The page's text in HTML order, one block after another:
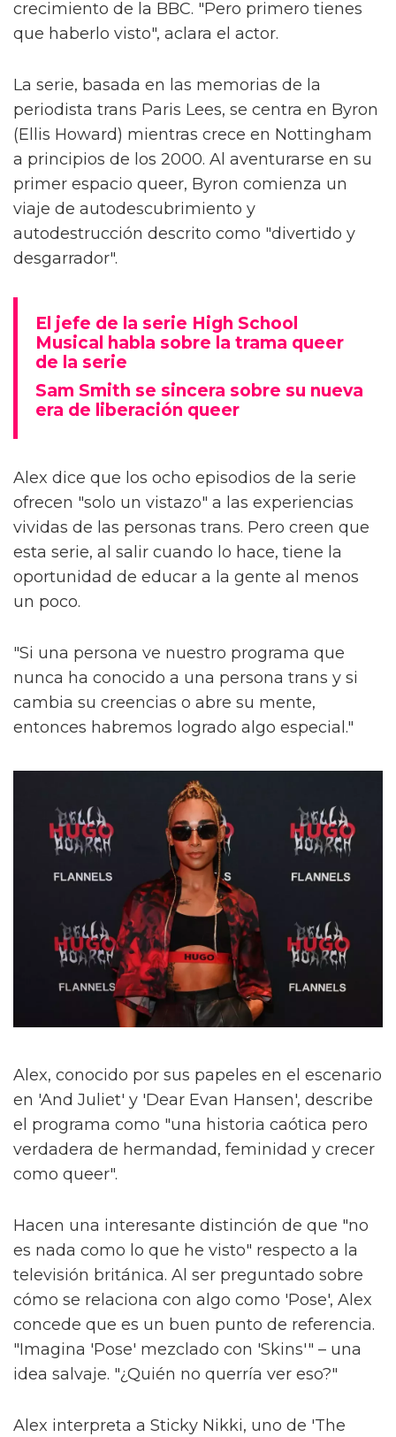
crecimiento de la BBC. "Pero primero tienes
que haberlo visto", aclara el actor.
La serie, basada en las memorias de la
periodista trans Paris Lees, se centra en Byron
(Ellis Howard) mientras crece en Nottingham
a principios de los 2000. Al aventurarse en su
primer espacio queer, Byron comienza un
viaje de autodescubrimiento y
autodestrucción descrito como "divertido y
desgarrador".
El jefe de la serie High School
Musical habla sobre la trama queer
de la serie
Sam Smith se sincera sobre su nueva
era de liberación queer
Alex dice que los ocho episodios de la serie
ofrecen "solo un vistazo" a las experiencias
vividas de las personas trans. Pero creen que
esta serie, al salir cuando lo hace, tiene la
oportunidad de educar a la gente al menos
un poco.
"Si una persona ve nuestro programa que
nunca ha conocido a una persona trans y si
cambia su creencias o abre su mente,
entonces habremos logrado algo especial."
Alex, conocido por sus papeles en el escenario
en 'And Juliet' y 'Dear Evan Hansen', describe
el programa como "una historia caótica pero
verdadera de hermandad, feminidad y crecer
como queer".
Hacen una interesante distinción de que "no
es nada como lo que he visto" respecto a la
televisión británica. Al ser preguntado sobre
cómo se relaciona con algo como 'Pose', Alex
concede que es un buen punto de referencia.
"Imagina 'Pose' mezclado con 'Skins'" – una
idea salvaje. "¿Quién no querría ver eso?"
Alex interpreta a Sticky Nikki, uno de 'The